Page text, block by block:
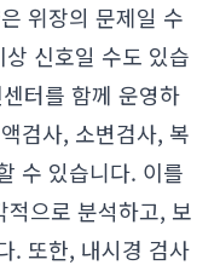
위장의 문제일 수
신호일 수도 있습
터를 함께 운영하
검사, 소변검사, 복
수 있습니다. 이를
으로 분석하고, 보
. 또한, 내시경 검사